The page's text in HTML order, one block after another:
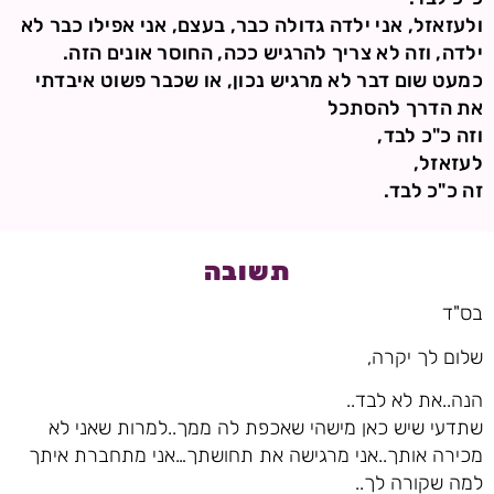
ולעזאזל, אני ילדה גדולה כבר, בעצם, אני אפילו כבר לא
ילדה, וזה לא צריך להרגיש ככה, החוסר אונים הזה.
כמעט שום דבר לא מרגיש נכון, או שכבר פשוט איבדתי
את הדרך להסתכל
וזה כ"כ לבד,
לעזאזל,
זה כ"כ לבד.
תשובה
בס"ד
שלום לך יקרה,
הנה..את לא לבד..
שתדעי שיש כאן מישהי שאכפת לה ממך..למרות שאני לא
מכירה אותך..אני מרגישה את תחושתך…אני מתחברת איתך
למה שקורה לך..